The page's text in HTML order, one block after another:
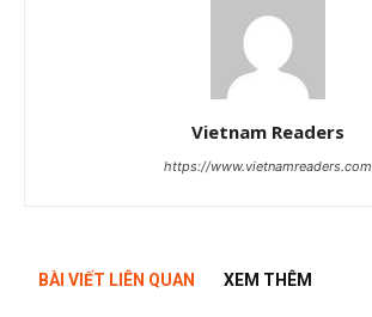
Vietnam Readers
https://www.vietnamreaders.com
BÀI VIẾT LIÊN QUAN XEM THÊM